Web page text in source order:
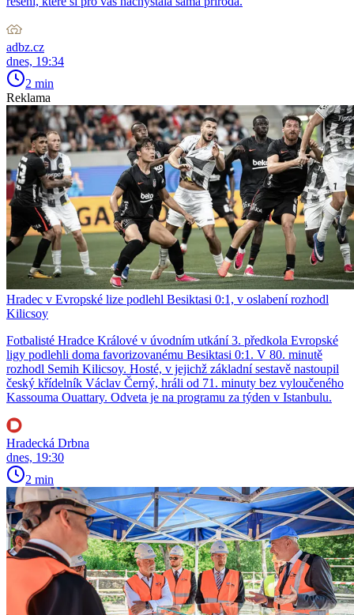
adbz.cz
dnes, 19:34
2 min
Reklama
Hradec v Evropské lize podlehl Besiktasi 0:1, v oslabení rozhodl
Kilicsoy
Fotbalisté Hradce Králové v úvodním utkání 3. předkola Evropské
ligy podlehli doma favorizovanému Besiktasi 0:1. V 80. minutě
rozhodl Semih Kilicsoy. Hosté, v jejichž základní sestavě nastoupil
český křídelník Václav Černý, hráli od 71. minuty bez vyloučeného
Kassouma Ouattary. Odveta je na programu za týden v Istanbulu.
Hradecká Drbna
dnes, 19:30
2 min